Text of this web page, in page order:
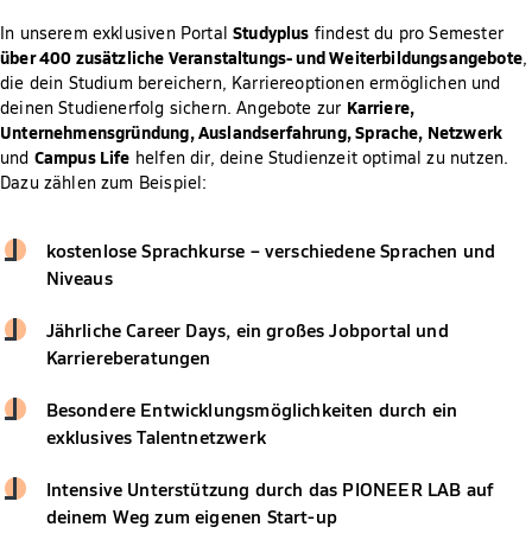
In unserem exklusiven PortalStudyplus findest du pro Semester
über 400 zusätzliche Veranstaltungs- und Weiterbildungsangebote,
die dein Studium bereichern, Karriereoptionen ermöglichen und
deinen Studienerfolg sichern. Angebote zur Karriere,
Unternehmensgründung, Auslandserfahrung, Sprache, Netzwerk
und Campus Life helfen dir, deine Studienzeit optimal zu nutzen.
Dazu zählen zum Beispiel:
kostenlose Sprachkurse – verschiedene Sprachen und
Niveaus
Jährliche Career Days, ein großes Jobportal und
Karriereberatungen
Besondere Entwicklungsmöglichkeiten durch ein
exklusives Talentnetzwerk
Intensive Unterstützung durch das PIONEER LAB auf
deinem Weg zum eigenen Start-up